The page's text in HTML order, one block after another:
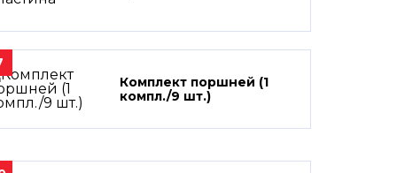
Комплект поршней (1
компл./9 шт.)